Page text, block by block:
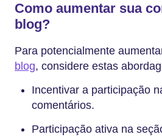
Como aumentar sua
blog?
Para potencialmente
blog, considere estas
Incentivar a participação
comentários.
Participação ativa na